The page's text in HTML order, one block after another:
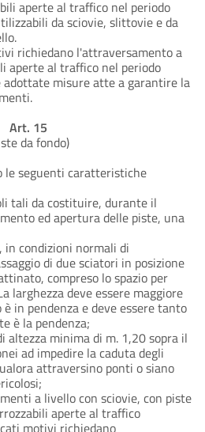
aperte al traffico nel periodo
da sciovie, slittovie e da
richiedano l'attraversamento a
aperte al traffico nel periodo
adottate misure atte a garantire la
Art. 15
da fondo)
le seguenti caratteristiche
tali da costituire, durante il
ed apertura delle piste, una
in condizioni normali di
di due sciatori in posizione
compreso lo spazio per
larghezza deve essere maggiore
in pendenza e deve essere tanto
è la pendenza;
altezza minima di m. 1,20 sopra il
ad impedire la caduta degli
attraversino ponti o siano
a livello con sciovie, con piste
aperte al traffico
motivi richiedano